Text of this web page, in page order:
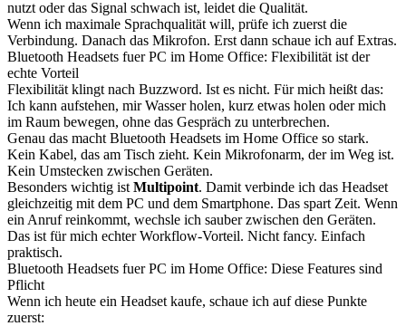
nutzt oder das Signal schwach ist, leidet die Qualität.
Wenn ich maximale Sprachqualität will, prüfe ich zuerst die
Verbindung. Danach das Mikrofon. Erst dann schaue ich auf Extras.
Bluetooth Headsets fuer PC im Home Office: Flexibilität ist der
echte Vorteil
Flexibilität klingt nach Buzzword. Ist es nicht. Für mich heißt das:
Ich kann aufstehen, mir Wasser holen, kurz etwas holen oder mich
im Raum bewegen, ohne das Gespräch zu unterbrechen.
Genau das macht Bluetooth Headsets im Home Office so stark.
Kein Kabel, das am Tisch zieht. Kein Mikrofonarm, der im Weg ist.
Kein Umstecken zwischen Geräten.
Besonders wichtig ist Multipoint. Damit verbinde ich das Headset
gleichzeitig mit dem PC und dem Smartphone. Das spart Zeit. Wenn
ein Anruf reinkommt, wechsle ich sauber zwischen den Geräten.
Das ist für mich echter Workflow-Vorteil. Nicht fancy. Einfach
praktisch.
Bluetooth Headsets fuer PC im Home Office: Diese Features sind
Pflicht
Wenn ich heute ein Headset kaufe, schaue ich auf diese Punkte
zuerst: